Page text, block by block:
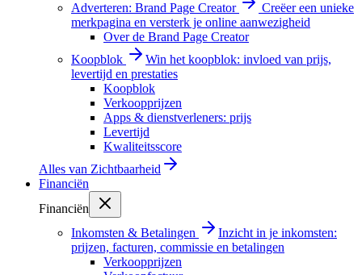
Adverteren: Brand Page Creator
Creëer een unieke
merkpagina en versterk je online aanwezigheid
Over de Brand Page Creator
Koopblok
Win het koopblok: invloed van prijs,
levertijd en prestaties
Koopblok
Verkoopprijzen
Apps & dienstverleners: prijs
Levertijd
Kwaliteitsscore
Alles van Zichtbaarheid
Financiën
Financiën
Inkomsten & Betalingen
Inzicht in je inkomsten:
prijzen, facturen, commissie en betalingen
Verkoopprijzen